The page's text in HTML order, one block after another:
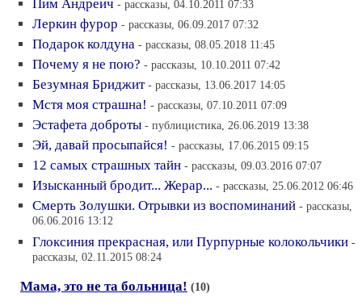
Пим Андреич - рассказы, 04.10.2011 07:33
Леркин фурор - рассказы, 06.09.2017 07:32
Подарок колдуна - рассказы, 08.05.2018 11:45
Почему я не пою? - рассказы, 10.10.2011 07:42
Безумная Бриджит - рассказы, 13.06.2017 14:05
Мстя моя страшна! - рассказы, 07.10.2011 07:09
Эстафета доброты - публицистика, 26.06.2019 13:38
Эй, давай просыпайся! - рассказы, 17.06.2015 09:15
12 самых страшных тайн - рассказы, 09.03.2016 07:07
Изысканный бродит... Жерар... - рассказы, 25.06.2012 06:46
Смерть Золушки. Отрывки из воспоминаний - рассказы,
06.06.2016 13:12
Глоксиния прекрасная, или Пурпурные колокольчики -
рассказы, 02.11.2015 08:24
Мама, это не та больница! (10)